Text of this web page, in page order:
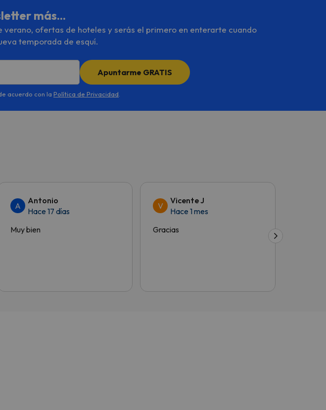
más...
ofertas de hoteles y serás el primero en enterarte cuando
temporada de esquí.
Apuntarme GRATIS
acuerdo con la Política de Privacidad.
A
Antonio
Hace 17 días
Muy bien
V
Vicente J
Hace 1 mes
Gracias